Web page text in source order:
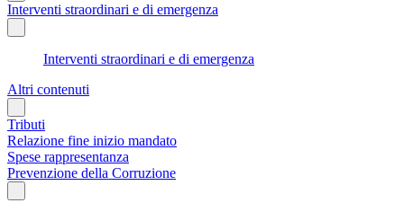
Interventi straordinari e di emergenza
Interventi straordinari e di emergenza
Altri contenuti
Tributi
Relazione fine inizio mandato
Spese rappresentanza
Prevenzione della Corruzione